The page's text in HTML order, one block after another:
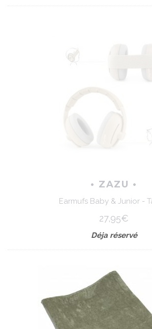
• ZAZU •
Earmufs Baby & Junior -
27,95€
Déja réservé